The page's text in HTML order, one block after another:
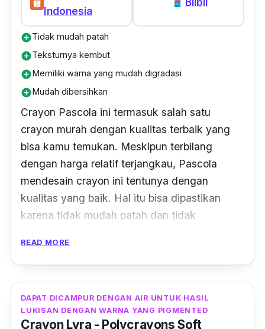
Indonesia
add_circleTidak mudah patah
add_circleTeksturnya kembut
add_circleMemiliki warna yang mudah digradasi
add_circleMudah dibersihkan
Crayon Pascola ini termasuk salah satu
crayon murah dengan kualitas terbaik yang
bisa kamu temukan. Meskipun terbilang
dengan harga relatif terjangkau, Pascola
mendesain crayon ini tentunya dengan
kualitas yang baik. Hal itu bisa dipastikan
karena tidak mudah patah dan tidak
sehingga aman untuk digunakan.
Crayondari Pascola ini terdiri dari 72 variasi
warna yang dapat mudah digradasikan
dengan teksturnya yang lembut dan untuk
READ MORE
DAPAT DICAMPUR DENGAN AIR UNTUK HASIL
LUKISAN DENGAN WARNA YANG PIGMENTED
Crayon Lyra - Polycrayons Soft